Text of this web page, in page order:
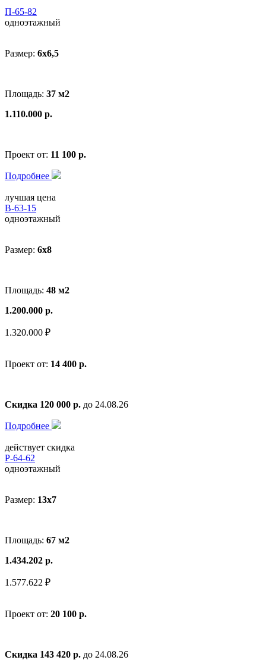
П-65-82
одноэтажный
Размер: 6x6,5
Площадь: 37 м2
1.110.000 р.
Проект от: 11 100 р.
Подробнее
лучшая цена
В-63-15
одноэтажный
Размер: 6x8
Площадь: 48 м2
1.200.000 р.
1.320.000 ₽
Проект от: 14 400 р.
Скидка 120 000 р. до 24.08.26
Подробнее
действует скидка
Р-64-62
одноэтажный
Размер: 13х7
Площадь: 67 м2
1.434.202 р.
1.577.622 ₽
Проект от: 20 100 р.
Скидка 143 420 р. до 24.08.26